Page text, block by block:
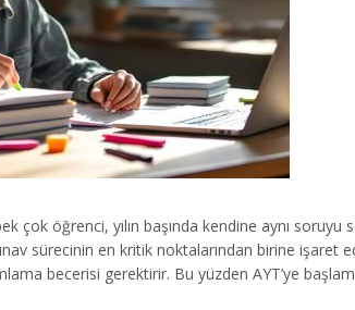
çok öğrenci, yılın başında kendine aynı soruyu
sürecinin en kritik noktalarından birine işaret
becerisi gerektirir. Bu yüzden AYT’ye